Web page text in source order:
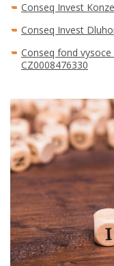
Conseq Invest
Conseq Invest
Conseq fond
CZ0008476330